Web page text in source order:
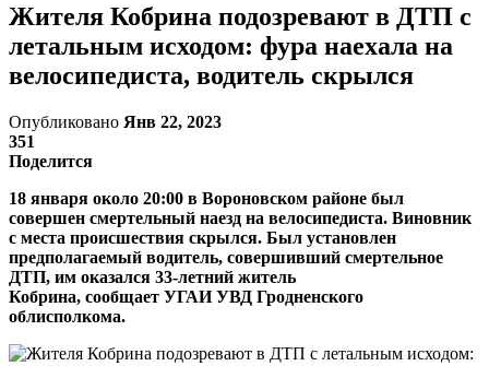
Жителя Кобрина подозревают в ДТП с
летальным исходом: фура наехала на
велосипедиста, водитель скрылся
Опубликовано Янв 22, 2023
351
Поделится
18 января около 20:00 в Вороновском районе был
совершен смертельный наезд на велосипедиста. Виновник
с места происшествия скрылся. Был установлен
предполагаемый водитель, совершивший смертельное
ДТП, им оказался 33-летний житель
Кобрина, сообщает УГАИ УВД Гродненского
облисполкома.